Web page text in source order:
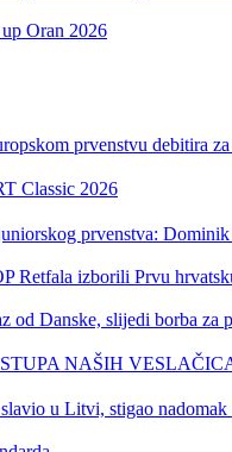
Oran 2026
prvenstvu debitira
Classic 2026
prvenstva:
Retfala izborili Prvu
Danske, slijedi borba za
NAŠIH
u Litvi, stigao nadomak